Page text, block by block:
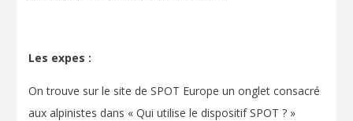
Les expes :
On trouve sur le site de SPOT Europe un onglet consacré
aux alpinistes dans « Qui utilise le dispositif SPOT ? »